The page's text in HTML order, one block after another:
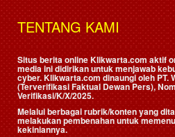
TENTANG KAMI
Situs berita online Klikwarta.com aktif
media ini didirikan untuk menjawab
cyber. Klikwarta.com dinaungi oleh PT.
(Terverifikasi Faktual Dewan Pers),
Verifikasi/K/X/2025.
Melalui berbagai rubrik/konten yang
melakukan pembenahan untuk
kekiniannya.